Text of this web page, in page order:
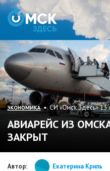
ЭКОНОМИКА• СИ «Омск Здесь» 13
АВИАРЕЙС ИЗ
ЗАКРЫТ
Автор: Екатерина Криль